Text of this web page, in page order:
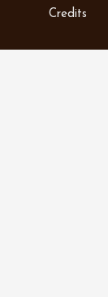
Credits